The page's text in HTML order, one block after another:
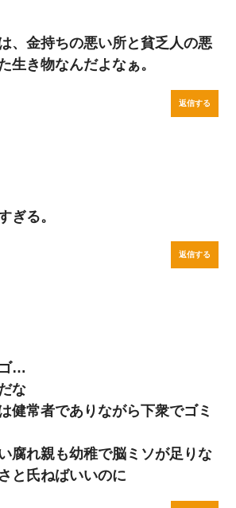
、金持ちの悪い所と貧乏人の悪
生き物なんだよなぁ。
返信する
ぎる。
返信する
…
な
健常者でありながら下衆でゴミ
腐れ親も幼稚で脳ミソが足りな
と氏ねばいいのに